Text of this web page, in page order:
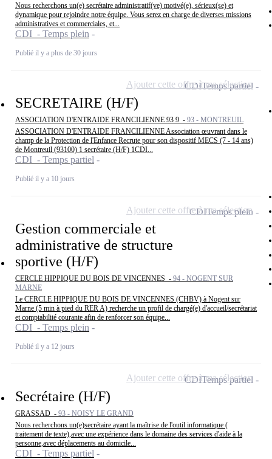
Nous recherchons un(e) secrétaire administratif(ve) motivé(e), sérieux(se) et
dynamique pour rejoindre notre équipe. Vous serez en charge de diverses missions
administratives et commerciales, et...
CDI - Temps plein
Publié il y a plus de 30 jours
SECRETAIRE (H/F)
ASSOCIATION D'ENTRAIDE FRANCILIENNE 93 9 - 93 - MONTREUIL
ASSOCIATION D'ENTRAIDE FRANCILIENNE Association œuvrant dans le
champ de la Protection de l'Enfance Recrute pour son dispositif MECS (7 - 14 ans)
de Montreuil (93100) 1 secrétaire (H/F) 1CDI...
CDI - Temps partiel
Publié il y a 10 jours
CDITemps partiel
Ajouter cette offre à ma sélection
Gestion commerciale et
administrative de structure
sportive (H/F)
CERCLE HIPPIQUE DU BOIS DE VINCENNES - 94 - NOGENT SUR
MARNE
Le CERCLE HIPPIQUE DU BOIS DE VINCENNES (CHBV) à Nogent sur
Marne (5 min à pied du RER A) recherche un profil de chargé(e) d'accueil/secrétariat
et comptabilité courante afin de renforcer son équipe...
CDI - Temps plein
Publié il y a 12 jours
CDITemps plein
Ajouter cette offre à ma sélection
Secrétaire (H/F)
GRASSAD - 93 - NOISY LE GRAND
Nous recherchons un(e)secrétaire ayant la maîtrise de l'outil informatique (
traitement de texte),avec une expérience dans le domaine des services d'aide à la
personne,avec déplacements au domicile...
CDI - Temps partiel
CDITemps partiel
Ajouter cette offre à ma sélection